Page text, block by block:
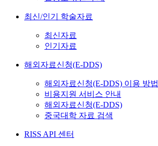
최신/인기 학술자료
최신자료
인기자료
해외자료신청(E-DDS)
해외자료신청(E-DDS) 이용 방법
비용지원 서비스 안내
해외자료신청(E-DDS)
중국대학 자료 검색
RISS API 센터